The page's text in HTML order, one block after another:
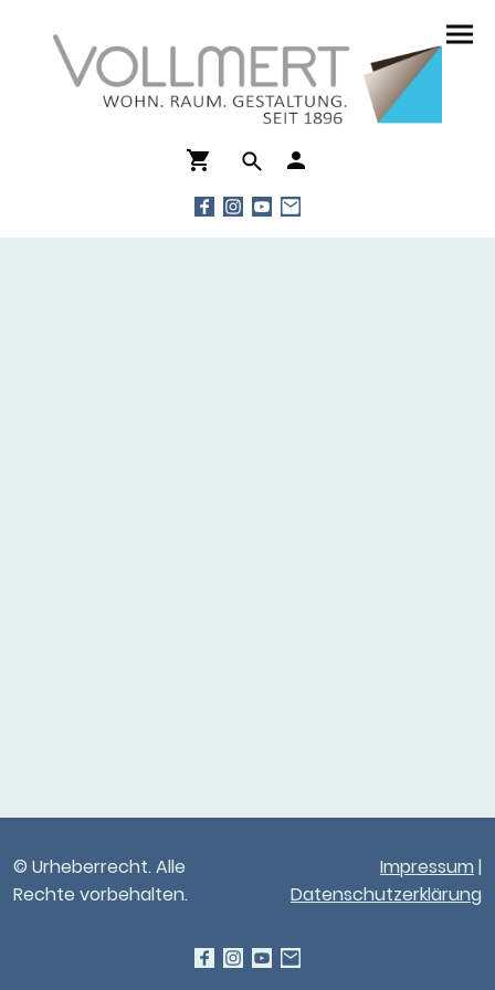
© Urheberrecht. Alle
Rechte vorbehalten.
Impressum |
Datenschutzerklärung